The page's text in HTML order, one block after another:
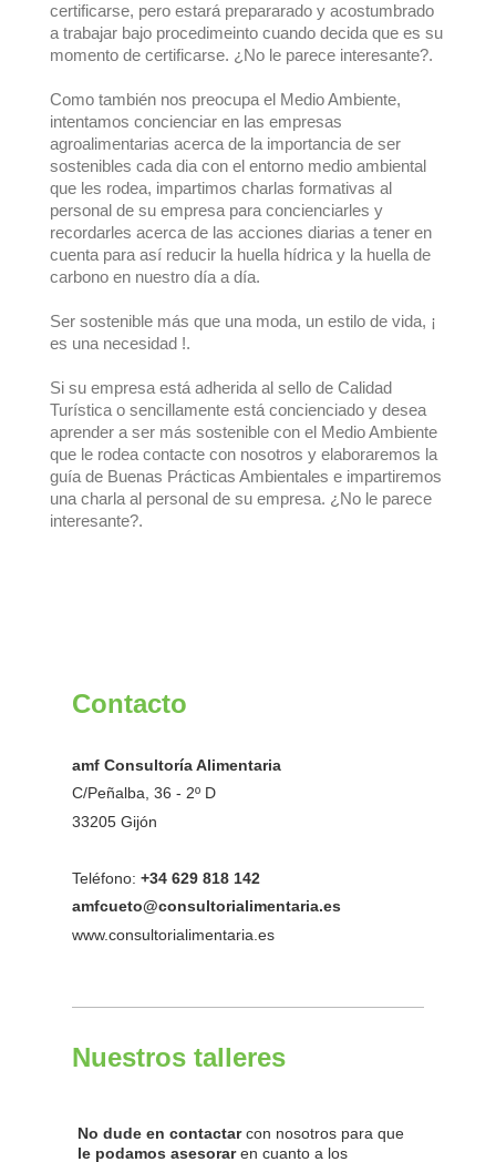
certificarse, pero estará prepararado y acostumbrado
a trabajar bajo procedimeinto cuando decida que es su
momento de certificarse. ¿No le parece interesante?.
Como también nos preocupa el Medio Ambiente,
intentamos concienciar en las empresas
agroalimentarias acerca de la importancia de ser
sostenibles cada dia con el entorno medio ambiental
que les rodea, impartimos charlas formativas al
personal de su empresa para concienciarles y
recordarles acerca de las acciones diarias a tener en
cuenta para así reducir la huella hídrica y la huella de
carbono en nuestro día a día.
Ser sostenible más que una moda, un estilo de vida, ¡
es una necesidad !.
Si su empresa está adherida al sello de Calidad
Turística o sencillamente está concienciado y desea
aprender a ser más sostenible con el Medio Ambiente
que le rodea contacte con nosotros y elaboraremos la
guía de Buenas Prácticas Ambientales e impartiremos
una charla al personal de su empresa. ¿No le parece
interesante?.
Contacto
amf Consultoría Alimentaria
C/Peñalba, 36 - 2º D
33205 Gijón
Teléfono: +34 629 818 142
amfcueto@consultorialimentaria.es
www.consultorialimentaria.es
Nuestros talleres
No dude en contactarcon nosotros para que
le podamos asesoraren cuanto a los